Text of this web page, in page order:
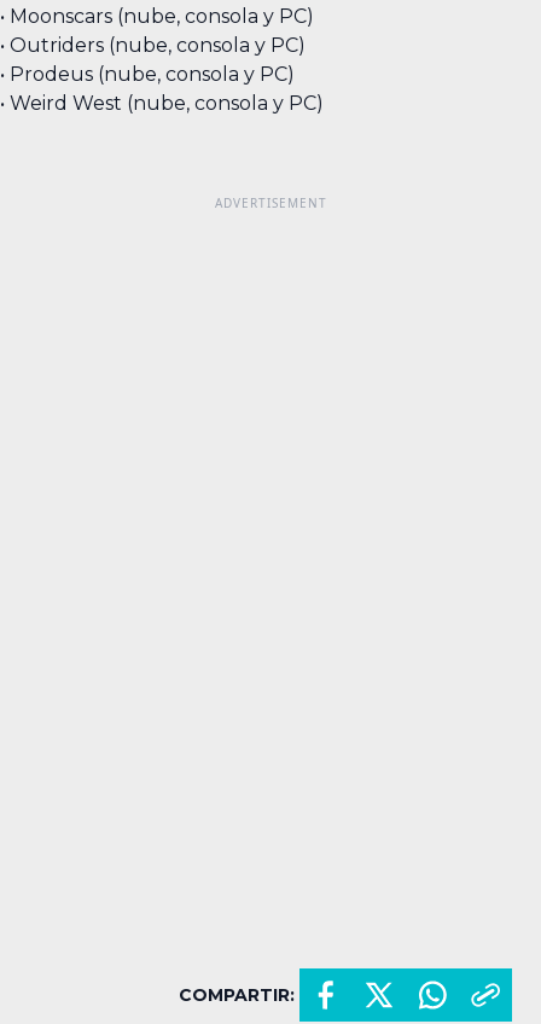
• Moonscars (nube, consola y PC)
• Outriders (nube, consola y PC)
• Prodeus (nube, consola y PC)
• Weird West (nube, consola y PC)
COMPARTIR: